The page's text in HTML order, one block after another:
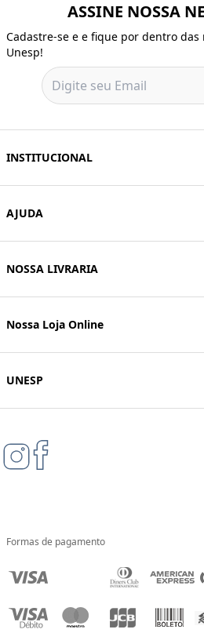
ASSINE NOSSA
Cadastre-se e e fique por dentro
Unesp!
INSTITUCIONAL
AJUDA
NOSSA LIVRARIA
Nossa Loja Online
UNESP
Formas de pagamento